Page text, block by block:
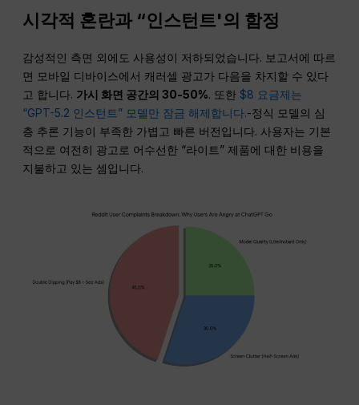
시각적 혼란과 “인스턴트'의 함정
감성적인 측면 외에도 사용성이 저하되었습니다. 보고서에 따르
면 모바일 디바이스에서 캐러셀 광고가 다음을 차지할 수 있다
고 합니다. 가시 화면 공간의 30-50%. 또한 $8 요금제는
“GPT-5.2 인스턴트” 모델만 잠금 해제합니다.-정식 모델의 심
층 추론 기능이 부족한 가볍고 빠른 버전입니다. 사용자는 기본
적으로 여전히 광고로 어수선한 “라이트” 제품에 대한 비용을
지불하고 있는 셈입니다.